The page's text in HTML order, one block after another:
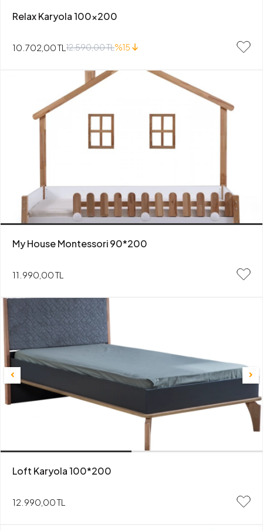
Relax Karyola 100x200
10.702,00 TL 12.590,00 TL%15
My House Montessori 90*200
11.990,00 TL
Loft Karyola 100*200
12.990,00 TL